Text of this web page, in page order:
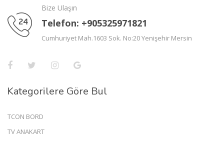
Bize Ulaşın
Telefon: +905325971821
Cumhuriyet Mah.1603 Sok. No:20 Yenişehir Mersin
Kategorilere Göre Bul
TCON BORD
TV ANAKART